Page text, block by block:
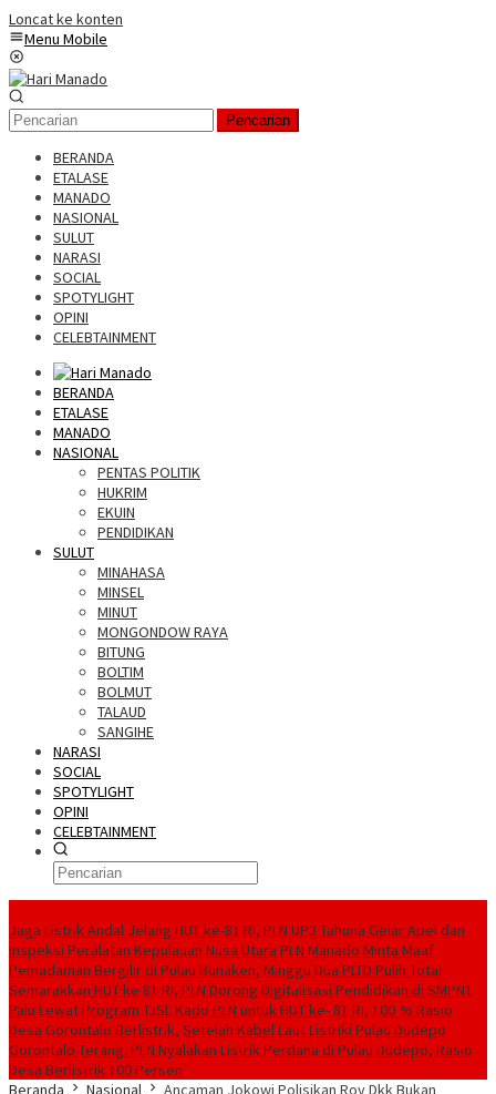
Loncat ke konten
Menu Mobile
Pencarian
BERANDA
ETALASE
MANADO
NASIONAL
SULUT
NARASI
SOCIAL
SPOTYLIGHT
OPINI
CELEBTAINMENT
BERANDA
ETALASE
MANADO
NASIONAL
PENTAS POLITIK
HUKRIM
EKUIN
PENDIDIKAN
SULUT
MINAHASA
MINSEL
MINUT
MONGONDOW RAYA
BITUNG
BOLTIM
BOLMUT
TALAUD
SANGIHE
NARASI
SOCIAL
SPOTYLIGHT
OPINI
CELEBTAINMENT
Jaga Listrik Andal Jelang HUT ke-81 RI, PLN UP3 Tahuna Gelar Apel dan
Inspeksi Peralatan Kepulauan Nusa Utara PLN Manado Minta Maaf
Pemadaman Bergilir di Pulau Bunaken, Minggu Dua PLTD Pulih Total
Semarakkan HUT ke 81 RI, PLN Dorong Digitalisasi Pendidikan di SMPN1
Palu Lewat Program TJSLKado PLN untuk HUT ke- 81 RI, 100 % Rasio
Desa Gorontalo Berlistrik, Setelah Kabel Laut Listriki Pulau Dudepo
Gorontalo Terang. PLN Nyalakan Listrik Perdana di Pulau Dudepo, Rasio
Desa Berlistrik 100 Persen
Beranda
Nasional
Ancaman Jokowi Polisikan Roy Dkk Bukan